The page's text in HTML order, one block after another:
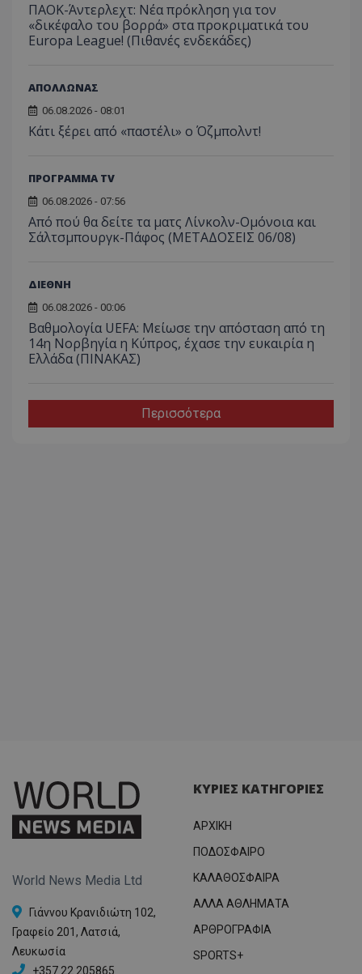
ΠΑΟΚ-Άντερλεχτ: Νέα πρόκληση για τον
«δικέφαλο του βορρά» στα προκριματικά του
Europa League! (Πιθανές ενδεκάδες)
ΑΠΟΛΛΩΝΑΣ
06.08.2026 - 08:01
Κάτι ξέρει από «παστέλι» ο Όζμπολντ!
ΠΡΟΓΡΑΜΜΑ TV
06.08.2026 - 07:56
Από πού θα δείτε τα ματς Λίνκολν-Ομόνοια και
Σάλτσμπουργκ-Πάφος (ΜΕΤΑΔΟΣΕΙΣ 06/08)
ΔΙΕΘΝΗ
06.08.2026 - 00:06
Βαθμολογία UEFA: Μείωσε την απόσταση από τη
14η Νορβηγία η Κύπρος, έχασε την ευκαιρία η
Ελλάδα (ΠΙΝΑΚΑΣ)
Περισσότερα
World News Media Ltd
Γιάννου Κρανιδιώτη 102,
Γραφείο 201, Λατσιά,
Λευκωσία
+357 22 205865
ΚΥΡΙΕΣ ΚΑΤΗΓΟΡΙΕΣ
ΑΡΧΙΚΗ
ΠΟΔΟΣΦΑΙΡΟ
ΚΑΛΑΘΟΣΦΑΙΡΑ
ΑΛΛΑ ΑΘΛΗΜΑΤΑ
ΑΡΘΡΟΓΡΑΦΙΑ
SPORTS+